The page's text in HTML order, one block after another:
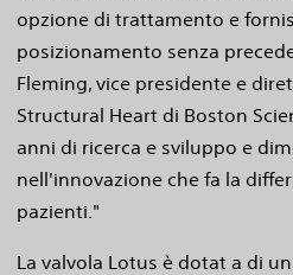
opzione di trattamento e
posizionamento senza
Fleming, vice presidente e
Structural Heart di Boston
anni di ricerca e sviluppo e
nell'innovazione che fa la
pazienti."
La valvola Lotus è dotat a di